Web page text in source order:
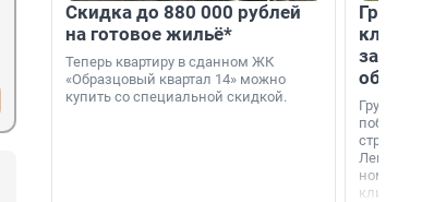
Скидка до 880 000 рублей
на готовое жильё*
Теперь квартиру в сданном ЖК
«Образцовый квартал 14» можно
купить со специальной скидкой.
Группа